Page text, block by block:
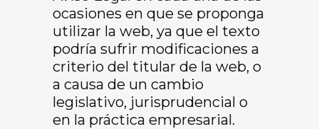
ocasiones en que se proponga
utilizar la web, ya que el texto
podría sufrir modificaciones a
criterio del titular de la web, o
a causa de un cambio
legislativo, jurisprudencial o
en la práctica empresarial.